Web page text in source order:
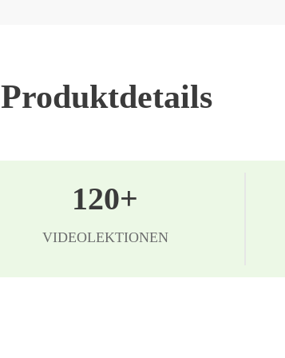
Produktdetails
120+
VIDEOLEKTIONEN